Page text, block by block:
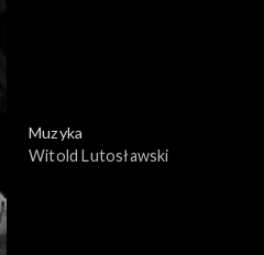
Muzyka
Witold Lutosławski